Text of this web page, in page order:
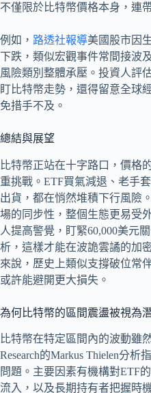
不僅限於比特幣價格本身，連
例如， 路透社報導美國股市因
下跌，類似宏觀事件常間接波
風險類別整體承壓。投資人評
盯比特幣走勢，還得留意全球
免措手不及。
總結與展望
比特幣正站在十字路口，價格
重挑戰。ETF買氣減退、老手
出貨，都在悄然堆積下行風險
場的同步性，整個生態更易受
人提高警覺，盯緊60,000美元
析，這樣才能在波詭雲譎的加
來說，歷史上類似支撐破位常
或許能避開更大損失。
為何比特幣的區間震盪被視為
比特幣在特定區間內的波動雖
Research的Markus Thielen分析
問題。主要因素有機構對ETF
流入，以及長期持有者把握時